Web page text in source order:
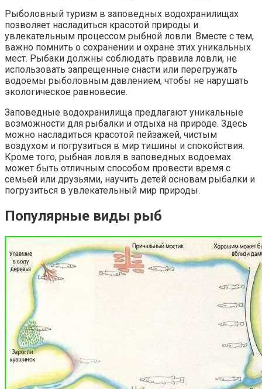
Рыболовный туризм в заповедных водохранилищах
позволяет насладиться красотой природы и
увлекательным процессом рыбной ловли. Вместе с тем,
важно помнить о сохранении и охране этих уникальных
мест. Рыбаки должны соблюдать правила ловли, не
использовать запрещенные снасти или перегружать
водоемы рыболовным давлением, чтобы не нарушать
экологическое равновесие.
Заповедные водохранилища предлагают уникальные
возможности для рыбалки и отдыха на природе. Здесь
можно насладиться красотой пейзажей, чистым
воздухом и погрузиться в мир тишины и спокойствия.
Кроме того, рыбная ловля в заповедных водоемах
может быть отличным способом провести время с
семьей или друзьями, научить детей основам рыбалки и
погрузиться в увлекательный мир природы.
Популярные виды рыб